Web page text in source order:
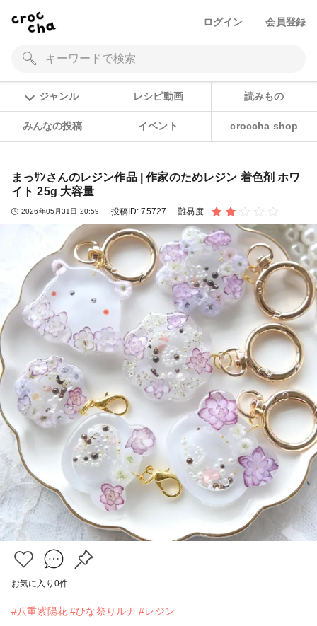
ログイン 会員登録
ジャンル レシピ動画 読みもの
みんなの投稿 イベント croccha shop
まっｻﾝさんのレジン作品 | 作家のためレジン 着色剤 ホワ
イト 25g 大容量
2026年05月31日 20:59 投稿ID:75727 難易度
お気に入り 0件
#八重紫陽花 #ひな祭りルナ #レジン